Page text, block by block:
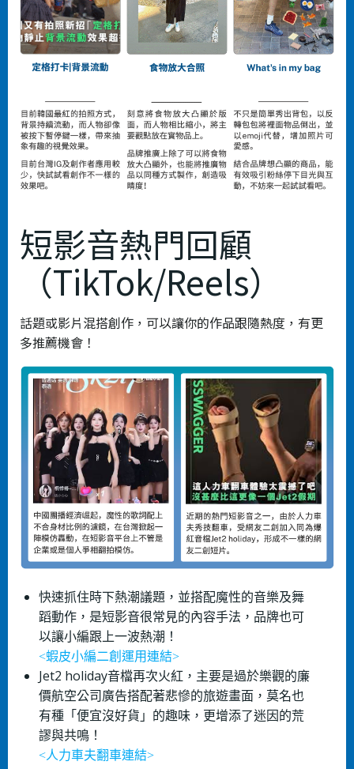
短影音熱門回顧
（TikTok/Reels）
話題或影片混搭創作，可以讓你的作品跟隨熱度，有更
多推薦機會！
快速抓住時下熱潮議題，並搭配魔性的⾳樂及舞
蹈動作，是短影⾳很常⾒的內容⼿法，品牌也可
以讓⼩編跟上⼀波熱潮！
<蝦⽪⼩編⼆創運⽤連結>
Jet2 holiday⾳檔再次⽕紅，主要是過於樂觀的廉
價航空公司廣告搭配著悲慘的旅遊畫⾯，莫名也
有種「便宜沒好貨」的趣味，更增添了迷因的荒
謬與共鳴！
<⼈⼒⾞夫翻⾞連結>